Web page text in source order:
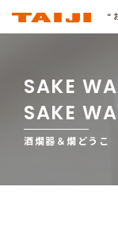
“
SAKE
SAKE
酒燗器＆燗どうこ